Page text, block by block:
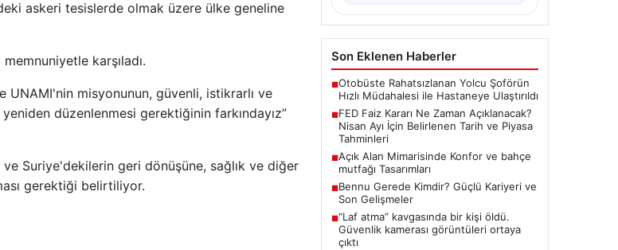
askeri tesislerde olmak üzere ülke geneline
karşıladı.
UNAMI'nin misyonunun, güvenli, istikrarlı ve
düzenlenmesi gerektiğinin farkındayız”
Suriye'dekilerin geri dönüşüne, sağlık ve diğer
gerektiği belirtiliyor.
Son Eklenen Haberler
■Otobüste Rahatsızlanan Yolcu Şoförün
Hızlı Müdahalesi ile Hastaneye Ulaştırıldı
■FED Faiz Kararı Ne Zaman Açıklanacak?
Nisan Ayı İçin Belirlenen Tarih ve Piyasa
Tahminleri
■Açık Alan Mimarisinde Konfor ve bahçe
mutfağı Tasarımları
■Bennu Gerede Kimdir? Güçlü Kariyeri ve
Son Gelişmeler
■“Laf atma” kavgasında bir kişi öldü.
Güvenlik kamerası görüntüleri ortaya
çıktı